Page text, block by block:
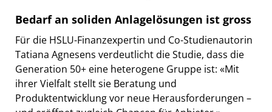
Bedarf an soliden Anlagelösungen ist gross
Für die HSLU-Finanzexpertin und Co-Studienautorin
Tatiana Agnesens verdeutlicht die Studie, dass die
Generation 50+ eine heterogene Gruppe ist: «Mit
ihrer Vielfalt stellt sie Beratung und
Produktentwicklung vor neue Herausforderungen –